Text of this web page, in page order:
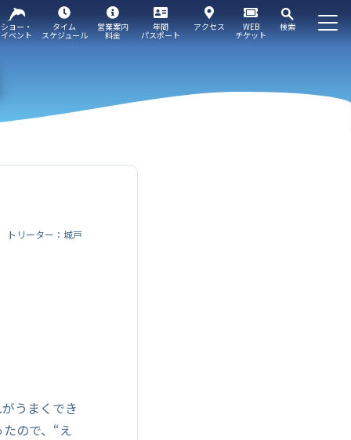
WEB
チケット
検索
ショー・
イベント
タイム
スケジュール
営業案内
料金
年間
パスポート
アクセス
トリーター：城戸
うまくでき
ので、“え